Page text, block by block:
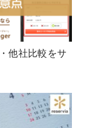
他社比較をサ